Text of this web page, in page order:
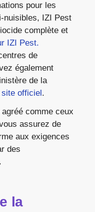
pour les
nuisibles, IZI Pest
complète et
IZI Pest.
de
également
de la
officiel.
comme ceux
assurez de
aux exigences
des
la